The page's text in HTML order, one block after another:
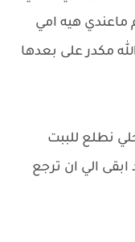
ماعندي هيه امي
مكدر على بعدها
نطلع للببت
الي ان ترجع